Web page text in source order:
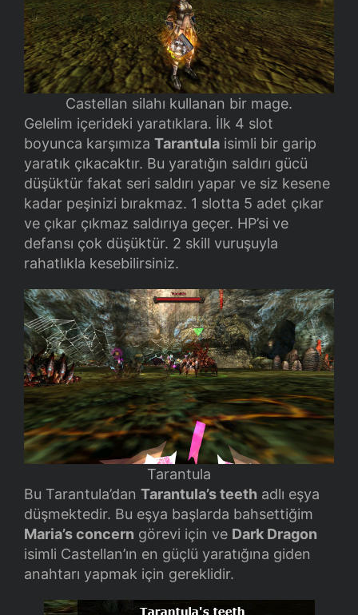
Castellan silahı kullanan bir mage.
Gelelim içerideki yaratıklara. İlk 4 slot
boyunca karşımıza Tarantula isimli bir garip
yaratık çıkacaktır. Bu yaratığın saldırı gücü
düşüktür fakat seri saldırı yapar ve siz kesene
kadar peşinizi bırakmaz. 1 slotta 5 adet çıkar
ve çıkar çıkmaz saldırıya geçer. HP’si ve
defansı çok düşüktür. 2 skill vuruşuyla
rahatlıkla kesebilirsiniz.
Tarantula
Bu Tarantula’dan Tarantula’s teeth adlı eşya
düşmektedir. Bu eşya başlarda bahsettiğim
Maria’s concern görevi için ve Dark Dragon
isimli Castellan’ın en güçlü yaratığına giden
anahtarı yapmak için gereklidir.